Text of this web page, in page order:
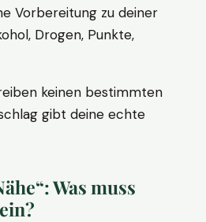
Vorbereitung zu deiner
Drogen, Punkte,
keinen bestimmten
gibt deine echte
Was muss